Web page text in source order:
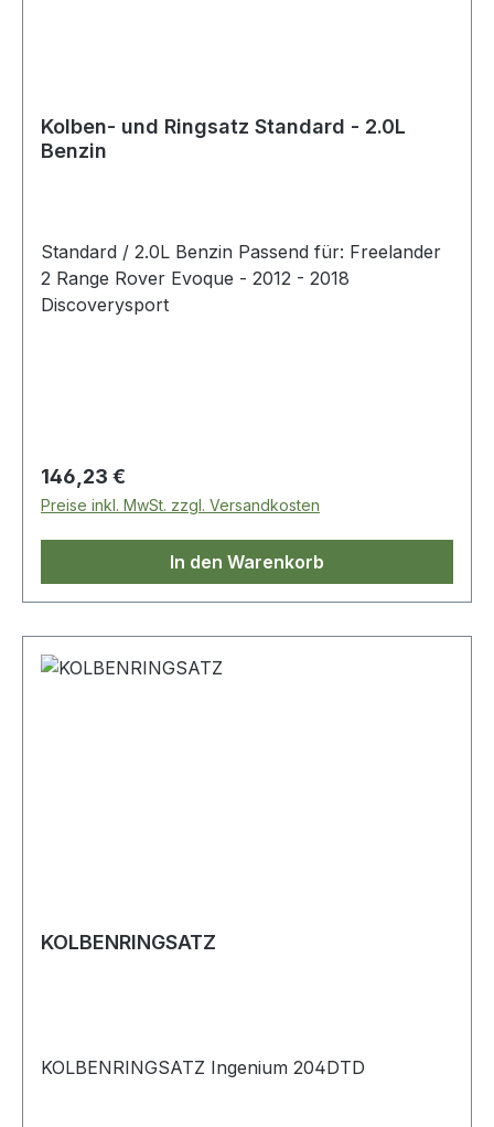
Kolben- und Ringsatz Standard - 2.0L
Benzin
Standard / 2.0L Benzin Passend für: Freelander
2 Range Rover Evoque - 2012 - 2018
Discoverysport
Regulärer Preis:
146,23 €
Preise inkl. MwSt. zzgl. Versandkosten
In den Warenkorb
KOLBENRINGSATZ
KOLBENRINGSATZ Ingenium 204DTD